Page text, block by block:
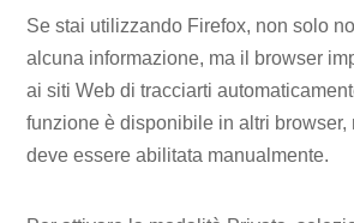
Se stai utilizzando Firefox, non solo
alcuna informazione, ma il browser
ai siti Web di tracciarti
funzione è disponibile in altri browser,
deve essere abilitata manualmente.